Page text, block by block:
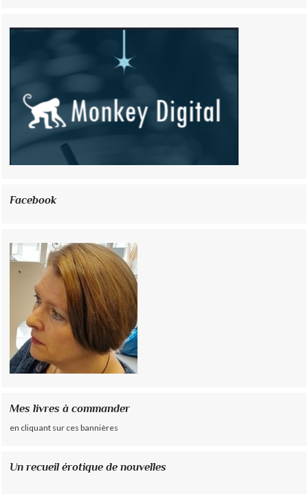
Facebook
Mes livres à commander
en cliquant sur ces bannières
Un recueil érotique de nouvelles